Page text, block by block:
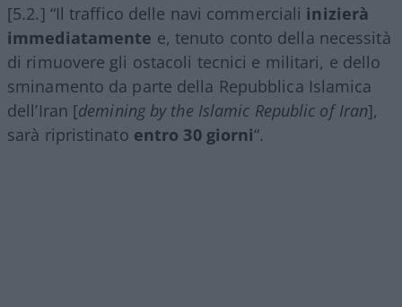
[5.2.] “Il traffico delle navi commerciali inizierà
immediatamente e, tenuto conto della necessità
di rimuovere gli ostacoli tecnici e militari, e dello
sminamento da parte della Repubblica Islamica
dell’Iran [demining by the Islamic Republic of Iran],
sarà ripristinato entro 30 giorni“.